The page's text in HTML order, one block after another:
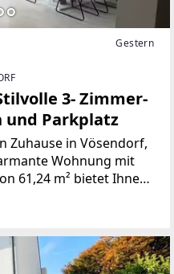
Gestern
3- Zimmer-
und Parkplatz
Zuhause in Vösendorf,
Wohnung mit
61,24 m² bietet Ihnen
und modernes
€ erwerben Sie